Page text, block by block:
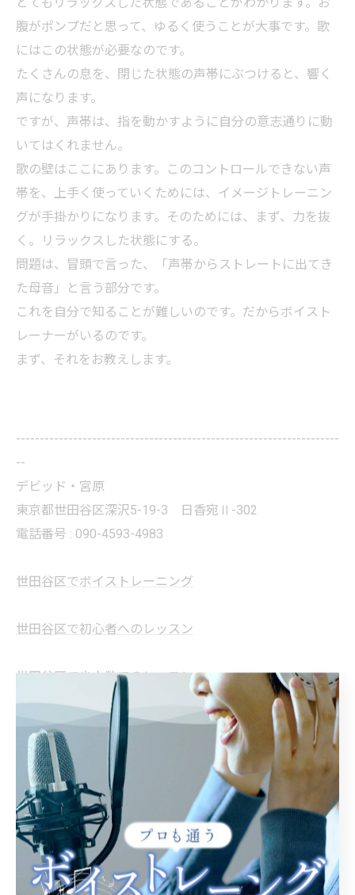
腹がポンプだと思って、ゆるく使うことが大事です。歌
にはこの状態が必要なのです。
たくさんの息を、閉じた状態の声帯にぶつけると、響く
声になります。
ですが、声帯は、指を動かすように自分の意志通りに動
いてはくれません。
歌の壁はここにあります。このコントロールできない声
帯を、上手く使っていくためには、イメージトレーニン
グが手掛かりになります。そのためには、まず、力を抜
く。リラックスした状態にする。
問題は、冒頭で言った、「声帯からストレートに出てき
た母音」と言う部分です。
これを自分で知ることが難しいのです。だからボイスト
レーナーがいるのです。
まず、それをお教えします。
--------------------------------------------------------------------
--
デビッド・宮原
東京都世田谷区深沢5-19-3 日香宛Ⅱ-302
電話番号 : 090-4593-4983
世田谷区でボイストレーニング
世田谷区で初心者へのレッスン
世田谷区で少人数でのレッスン
--------------------------------------------------------------------
ボイストレーニング 初心者
< 前のページ 一覧に戻る 次のページ >